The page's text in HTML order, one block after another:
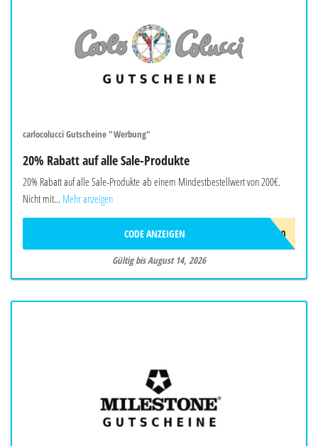
carlocolucci Gutscheine "Werbung"
20% Rabatt auf alle Sale-Produkte
20% Rabatt auf alle Sale-Produkte ab einem Mindestbestellwert von 200€.
Nicht mit... Mehr anzeigen
EXTRA20
CODE ANZEIGEN
Gültig bis August 14, 2026